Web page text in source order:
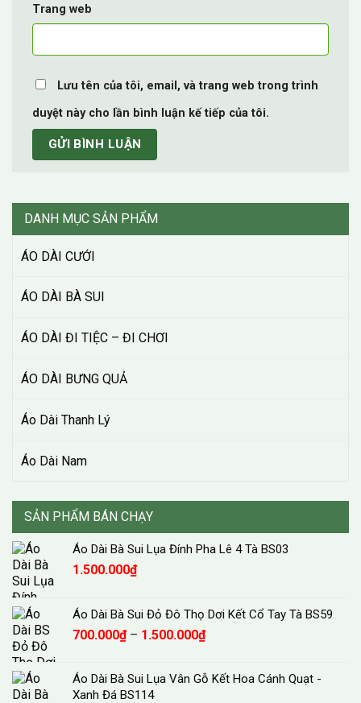
DANH MỤC SẢN PHẨM
ÁO DÀI CƯỚI
ÁO DÀI BÀ SUI
ÁO DÀI ĐI TIỆC – ĐI CHƠI
ÁO DÀI BƯNG QUẢ
Áo Dài Thanh Lý
Áo Dài Nam
SẢN PHẨM BÁN CHẠY
Áo Dài Bà Sui Lụa Đính Pha Lê 4 Tà BS03
1.500.000₫
Áo Dài Bà Sui Đỏ Đô Thọ Dơi Kết Cổ Tay Tà BS59
700.000₫ – 1.500.000₫Khoảng
700.000₫
Áo Dài Bà Sui Lụa Vân Gỗ Kết Hoa Cánh Quạt -
Xanh Đá BS114
Trang web
Lưu tên của tôi, email, và trang web trong trình
duyệt này cho lần bình luận kế tiếp của tôi.